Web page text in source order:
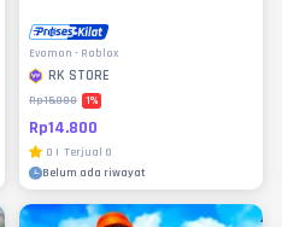
Evomon - Roblox
RK STORE
Rp15.000 1%
Rp14.800
0 | Terjual 0
Belum ada riwayat